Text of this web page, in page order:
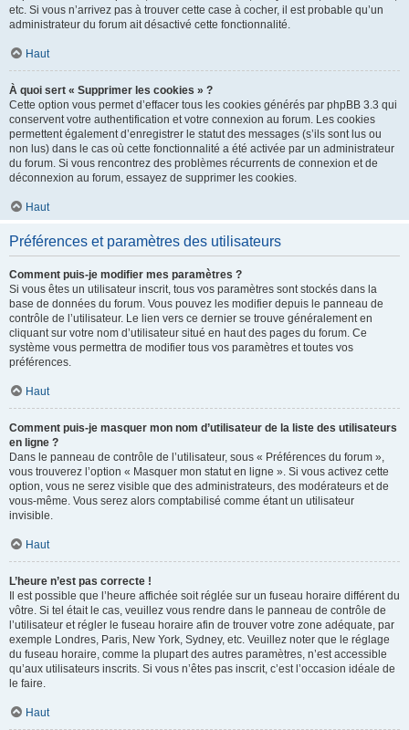
etc. Si vous n’arrivez pas à trouver cette case à cocher, il est probable qu’un
administrateur du forum ait désactivé cette fonctionnalité.
Haut
À quoi sert « Supprimer les cookies » ?
Cette option vous permet d’effacer tous les cookies générés par phpBB 3.3 qui
conservent votre authentification et votre connexion au forum. Les cookies
permettent également d’enregistrer le statut des messages (s’ils sont lus ou
non lus) dans le cas où cette fonctionnalité a été activée par un administrateur
du forum. Si vous rencontrez des problèmes récurrents de connexion et de
déconnexion au forum, essayez de supprimer les cookies.
Haut
Préférences et paramètres des utilisateurs
Comment puis-je modifier mes paramètres ?
Si vous êtes un utilisateur inscrit, tous vos paramètres sont stockés dans la
base de données du forum. Vous pouvez les modifier depuis le panneau de
contrôle de l’utilisateur. Le lien vers ce dernier se trouve généralement en
cliquant sur votre nom d’utilisateur situé en haut des pages du forum. Ce
système vous permettra de modifier tous vos paramètres et toutes vos
préférences.
Haut
Comment puis-je masquer mon nom d’utilisateur de la liste des utilisateurs
en ligne ?
Dans le panneau de contrôle de l’utilisateur, sous « Préférences du forum »,
vous trouverez l’option « Masquer mon statut en ligne ». Si vous activez cette
option, vous ne serez visible que des administrateurs, des modérateurs et de
vous-même. Vous serez alors comptabilisé comme étant un utilisateur
invisible.
Haut
L’heure n’est pas correcte !
Il est possible que l’heure affichée soit réglée sur un fuseau horaire différent du
vôtre. Si tel était le cas, veuillez vous rendre dans le panneau de contrôle de
l’utilisateur et régler le fuseau horaire afin de trouver votre zone adéquate, par
exemple Londres, Paris, New York, Sydney, etc. Veuillez noter que le réglage
du fuseau horaire, comme la plupart des autres paramètres, n’est accessible
qu’aux utilisateurs inscrits. Si vous n’êtes pas inscrit, c’est l’occasion idéale de
le faire.
Haut